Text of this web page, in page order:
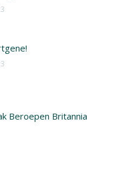
Beroepen Britannia